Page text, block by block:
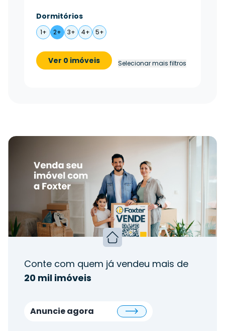
Dormitórios
1+ 2+ 3+ 4+ 5+
Ver 0 imóveis Selecionar mais filtros
Conte com quem já vendeu mais de
20 mil imóveis
Anuncie agora